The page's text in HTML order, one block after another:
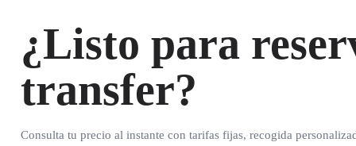
¿Listo para
transfer?
Consulta tu precio al instante con tarifas fijas, recogida